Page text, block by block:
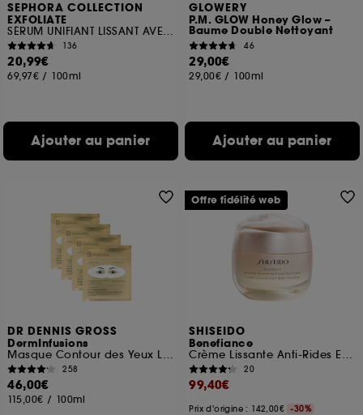
SEPHORA COLLECTION
EXFOLIATE
SÉRUM UNIFIANT LISSANT AVEC 5% NIACINAMIDE + ACIDE LACTIQUE
136
20,99€
69,97€ / 100ml
Ajouter au panier
GLOWERY
P.M. GLOW Honey Glow –
Baume Double Nettoyant
46
29,00€
29,00€ / 100ml
Ajouter au panier
DR DENNIS GROSS
DermInfusions
Masque Contour des Yeux Liftant + Régénérant
258
46,00€
115,00€ / 100ml
SHISEIDO
Benefiance
Crème Lissante Anti-Rides Enrichie
20
99,40€
Prix d'origine : 142,00€ -30%
Offre fidélité web